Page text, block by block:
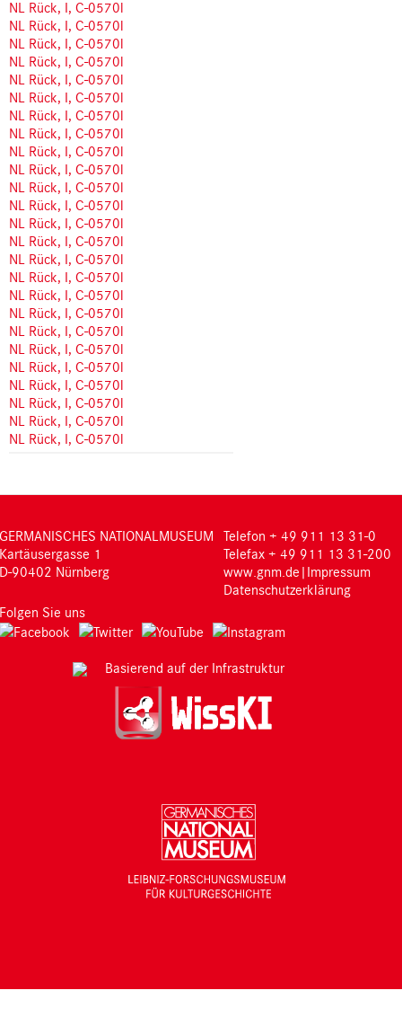
NL Rück, I, C-0570l
NL Rück, I, C-0570l
NL Rück, I, C-0570l
NL Rück, I, C-0570l
NL Rück, I, C-0570l
NL Rück, I, C-0570l
NL Rück, I, C-0570l
NL Rück, I, C-0570l
NL Rück, I, C-0570l
NL Rück, I, C-0570l
NL Rück, I, C-0570l
NL Rück, I, C-0570l
NL Rück, I, C-0570l
NL Rück, I, C-0570l
NL Rück, I, C-0570l
NL Rück, I, C-0570l
NL Rück, I, C-0570l
NL Rück, I, C-0570l
NL Rück, I, C-0570l
NL Rück, I, C-0570l
NL Rück, I, C-0570l
NL Rück, I, C-0570l
NL Rück, I, C-0570l
NL Rück, I, C-0570l
NL Rück, I, C-0570l
GERMANISCHES NATIONALMUSEUM
Kartäusergasse 1
D-90402 Nürnberg
Telefon + 49 911 13 31-0
Telefax + 49 911 13 31-200
www.gnm.de | Impressum
Datenschutzerklärung
Folgen Sie uns
Basierend auf der Infrastruktur